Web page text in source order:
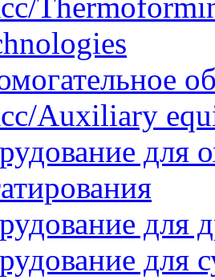
Auxiliary
для
для
для